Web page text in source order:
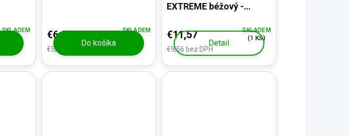
SKLADEM
€5,12 bez DPH
€6,20 SKLADEM
Do košíka
EXTREME béžový -
€9,56 bez DPH
€11,57
SKLADEM
(1 KS)
Detail